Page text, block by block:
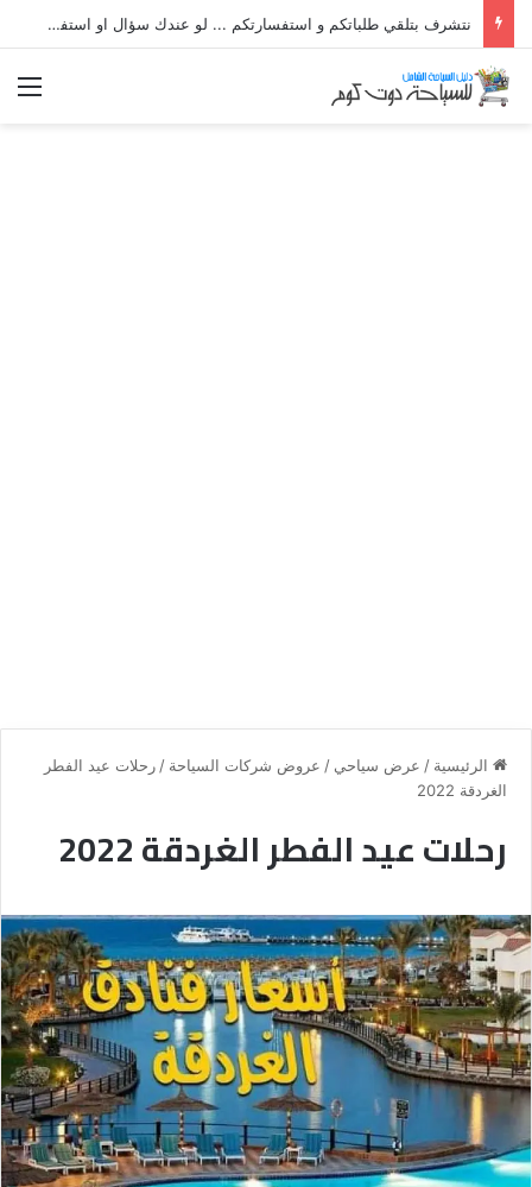
نتشرف بتلقي طلباتكم و استفسارتكم ... لو عندك سؤال او استفسار ماتدرددش فى طلب المساعدة
الرئيسية / عرض سياحي / عروض شركات السياحة / رحلات عيد الفطر
الغردقة 2022
رحلات عيد الفطر الغردقة 2022